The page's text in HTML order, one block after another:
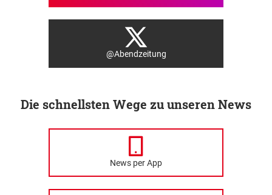
@Abendzeitung
Die schnellsten Wege zu unseren News
News per App